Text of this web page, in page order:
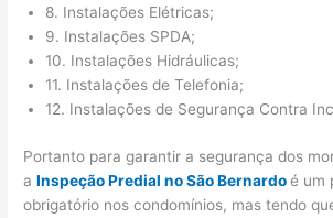
8. Instalações Elétricas;
9. Instalações SPDA;
10. Instalações Hidráulicas;
11. Instalações de Telefonia;
12. Instalações de Segurança Contra
Portanto para garantir a segurança dos
aInspeção Predial no São Bernardoé um
obrigatório nos condomínios, mas tendo